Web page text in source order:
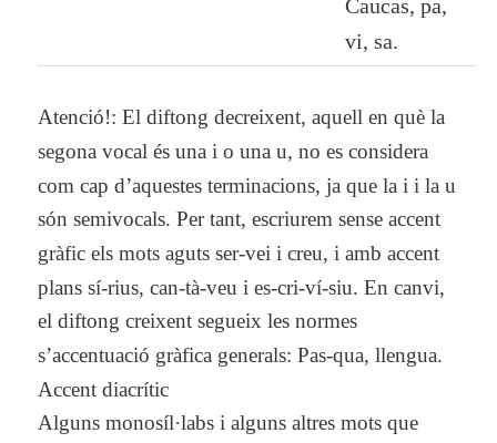
Caucas, pa,
vi, sa.
Atenció!:El diftong decreixent, aquell en què la
segona vocal és unai o unau,no es considera
com cap d’aquestes terminacions, ja que la i i la u
són semivocals. Per tant, escriurem sense accent
gràfic els mots agutsser-vei icreu, i amb accent
planssí-rius,can-tà-veu ies-cri-ví-siu. En canvi,
el diftong creixent segueix les normes
s’accentuació gràfica generals: Pas-qua, llengua.
Accent diacrític
Alguns monosíl·labs i alguns altres mots que